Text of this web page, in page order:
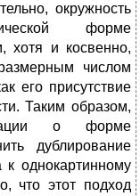
окружность
форме
хотя и косвенно,
числом
его присутствие
Таким образом,
о форме
дублирование
однокартинному
что этот подход